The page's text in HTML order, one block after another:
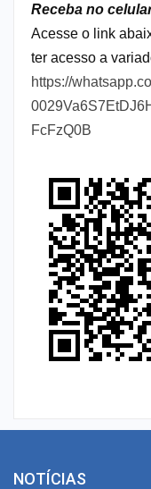
Receba no
Acesse o link
ter acesso a
https://
FcFzQ0B
NOTÍCIAS